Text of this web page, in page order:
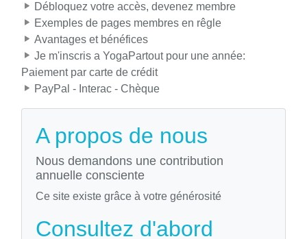
Débloquez votre accès, devenez membre
Exemples de pages membres en rêgle
Avantages et bénéfices
Je m'inscris a YogaPartout pour une année:
Paiement par carte de crédit
PayPal - Interac - Chèque
A propos de nous
Nous demandons une contribution
annuelle consciente
Ce site existe grâce à votre générosité
Consultez d'abord